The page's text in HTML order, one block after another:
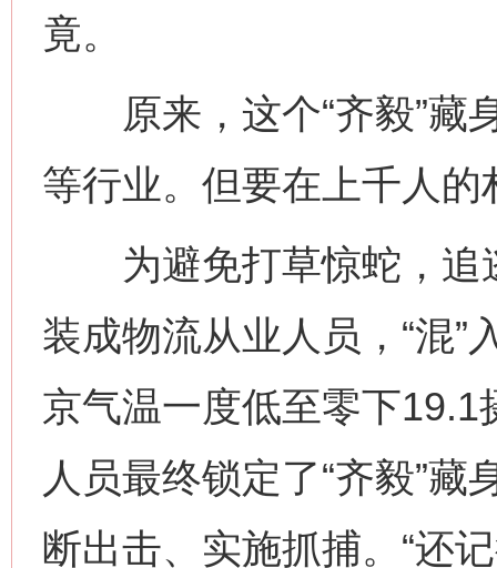
竟。
原来，这个“齐毅”藏
等行业。但要在上千人
为避免打草惊蛇，追
装成物流从业人员，“混
京气温一度低至零下
人员最终锁定了“齐毅”
断出击、实施抓捕。“还